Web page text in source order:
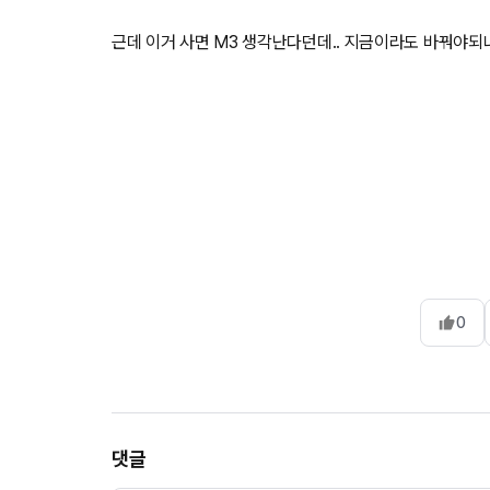
근데 이거 사면 M3 생각난다던데.. 지금이라도 바꿔야되
0
댓글